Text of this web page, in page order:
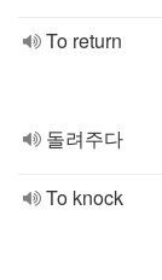
To return
돌려주다
To knock